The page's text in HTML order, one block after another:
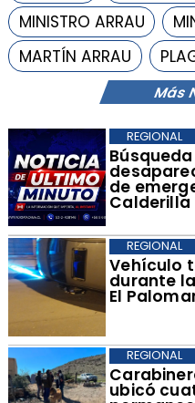
Más
de
Calderilla
REGIONAL
Vehículo
durante
El
REGIONAL
ubicó
REGIONAL
MINISTRO ARRAU
MARTÍN ARRAU